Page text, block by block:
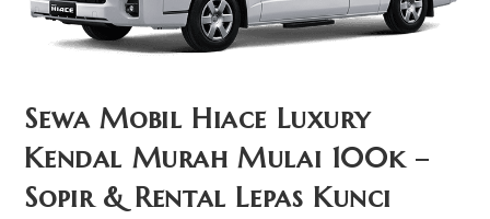
Sewa Mobil Hiace Luxury
Kendal Murah Mulai 100k –
Sopir & Rental Lepas Kunci